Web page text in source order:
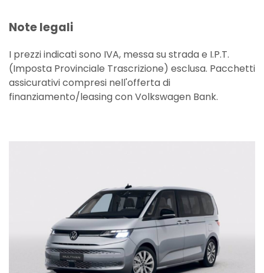
Note legali
I prezzi indicati sono IVA, messa su strada e I.P.T.
(Imposta Provinciale Trascrizione) esclusa. Pacchetti
assicurativi compresi nell'offerta di
finanziamento/leasing con Volkswagen Bank.